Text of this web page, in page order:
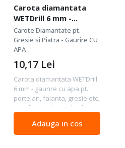
Carota diamantata
WETDrill 6 mm -
gaurire cu apa pt.
portelan, faianta,
gresie etc. -
Profesional Standard.
- DXDY.WETDrill.06
Carote Diamantate pt.
Gresie si Piatra - Gaurire CU
APA
Carota diamantata WETDrill
6 mm - gaurire cu apa pt.
portelan, faianta, gresie etc.
- Profesional Standard . -
Profesional Standard -
calitate profesionala de
10,17 Lei
Adauga in cos